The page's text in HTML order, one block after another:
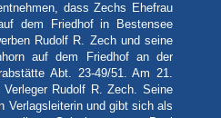
dass Zechs Ehefrau
dem Friedhof in Bestensee
Rudolf R. Zech und seine
auf dem Friedhof an der
Abt. 23-49/51. Am 21.
Rudolf R. Zech. Seine
Verlagsleiterin und gibt sich als